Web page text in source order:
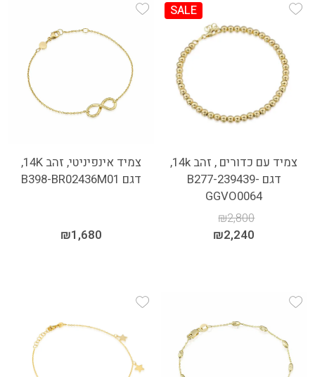
Add Wishlist
SALE
צמיד עם כדורים , זהב 14k,
דגם B277-239439-
GGVO0064
₪2,800
₪2,240
Add Wishlist
צמיד אינפיניטי, זהב 14K,
דגם B398-BR02436M01
₪1,680
Add Wishlist